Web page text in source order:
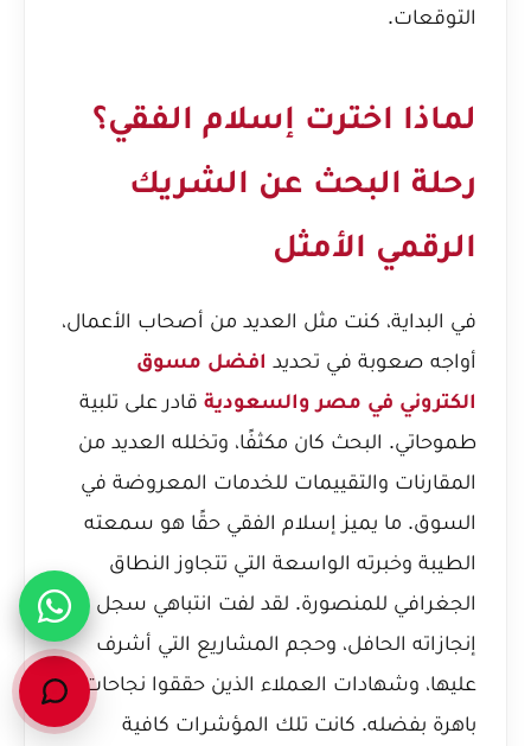
التوقعات.
لماذا اخترت إسلام الفقي؟
رحلة البحث عن الشريك
الرقمي الأمثل
في البداية، كنت مثل العديد من أصحاب الأعمال،
أواجه صعوبة في تحديد افضل مسوق
الكتروني في مصر والسعودية قادر على تلبية
طموحاتي. البحث كان مكثفًا، وتخلله العديد من
المقارنات والتقييمات للخدمات المعروضة في
السوق. ما يميز إسلام الفقي حقًا هو سمعته
الطيبة وخبرته الواسعة التي تتجاوز النطاق
الجغرافي للمنصورة. لقد لفت انتباهي سجل
إنجازاته الحافل، وحجم المشاريع التي أشرف
عليها، وشهادات العملاء الذين حققوا نجاحات
باهرة بفضله. كانت تلك المؤشرات كافية